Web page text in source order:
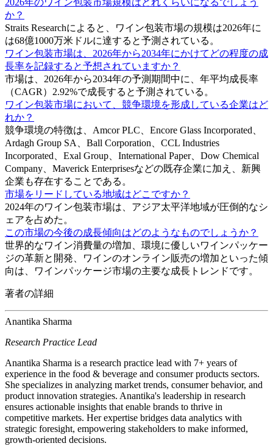
2026年のワイン包装市場規模はどれくらいになるでしょう
か？
Straits Researchによると、ワイン包装市場の規模は2026年に
は68億1000万米ドルに達すると予測されている。
ワイン包装市場は、2026年から2034年にかけてどの程度の成
長率を記録すると予想されていますか？
市場は、2026年から2034年の予測期間中に、年平均成長率
（CAGR）2.92%で成長すると予測されている。
ワイン包装市場において、競争環境を形成している企業はど
れか？
競争環境の特徴は、Amcor PLC、Encore Glass Incorporated、
Ardagh Group SA、Ball Corporation、CCL Industries
Incorporated、Exal Group、International Paper、Dow Chemical
Company、Maverick Enterprisesなどの既存企業に加え、新興
企業も存在することである。
市場をリードしている地域はどこですか？
2024年のワイン包装市場は、アジア太平洋地域が圧倒的なシ
ェアを占めた。
この市場の今後の成長傾向はどのようなものでしょうか？
世界的なワイン消費量の増加、環境に優しいワインパッケー
ジの革新と開発、ワインのオンライン販売の増加といった傾
向は、ワインパッケージ市場の主要な成長トレンドです。
著者の詳細
Anantika Sharma
Research Practice Lead
Anantika Sharma is a research practice lead with 7+ years of
experience in the food & beverage and consumer products sectors.
She specializes in analyzing market trends, consumer behavior, and
product innovation strategies. Anantika's leadership in research
ensures actionable insights that enable brands to thrive in
competitive markets. Her expertise bridges data analytics with
strategic foresight, empowering stakeholders to make informed,
growth-oriented decisions.